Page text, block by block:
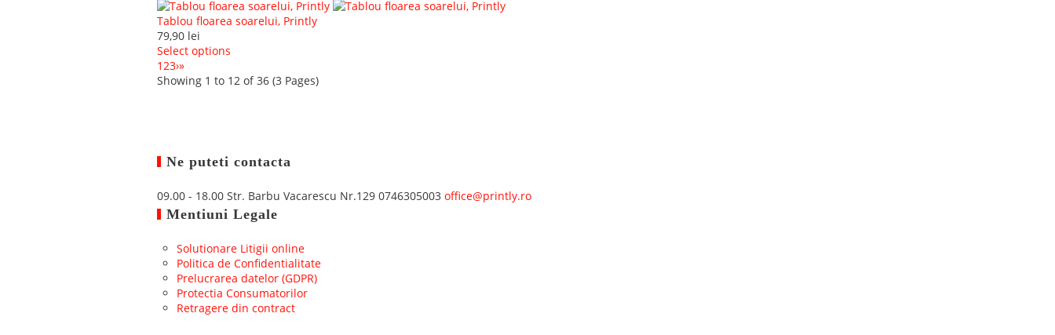
Tablou floarea soarelui, Printly
79,90 lei
Select options
123›»
Showing 1 to 12 of 36 (3 Pages)
Ne puteti contacta
09.00 - 18.00 Str. Barbu Vacarescu Nr.129 0746305003 office@printly.ro
Mentiuni Legale
Solutionare Litigii online
Politica de Confidentialitate
Prelucrarea datelor (GDPR)
Protectia Consumatorilor
Retragere din contract